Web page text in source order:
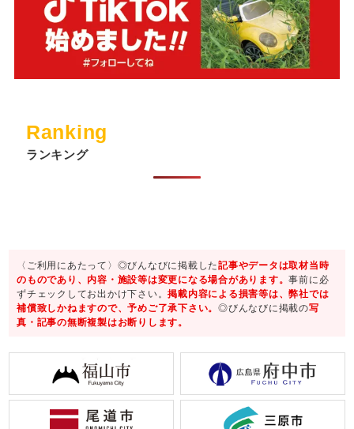
Ranking
ランキング
〈ご利用にあたって〉◎びんなびに掲載した記事やデータは取材当時
のものであり、内容・施設等は変更になる場合があります。事前に必
ずチェックしてお出かけ下さい。掲載内容による損害等は、弊社では
補償致しかねますので、予めご了承下さい。◎びんなびに掲載の写
真・記事の無断複製はお断りします。